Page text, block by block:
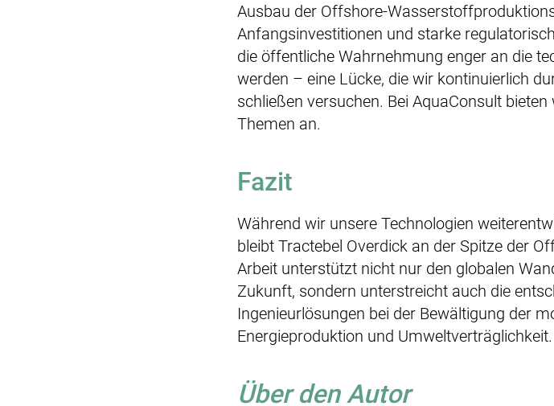
Ausbau der Offshore-
Anfangsinvestitionen und starke
die öffentliche Wahrnehmung enger an die
werden – eine Lücke, die wir kontinuierlich
schließen versuchen. Bei AquaConsult
Themen an.
Fazit
Während wir unsere Technologien
bleibt Tractebel Overdick an der Spitze der
Arbeit unterstützt nicht nur den globalen
Zukunft, sondern unterstreicht auch die
Ingenieurlösungen bei der Bewältigung der
Energieproduktion und Umweltverträglichkeit.
Über den Autor